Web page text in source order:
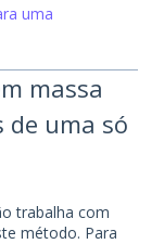
uma
massa
uma só
trabalha com
método. Para